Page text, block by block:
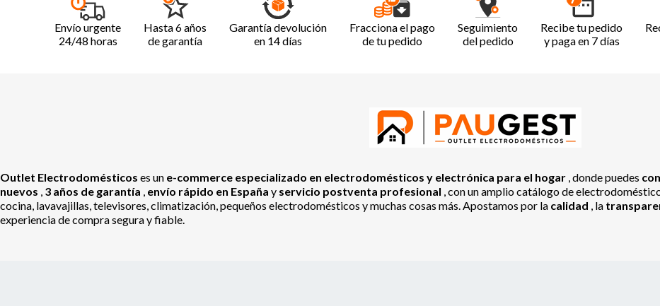
Envío urgente
24/48 horas
Hasta 6 años
de garantía
Garantía devolución
en 14 días
Fracciona el pago
de tu pedido
Seguimiento
del pedido
Recibe tu pedido
y paga en 7 días
Outlet Electrodomésticos es un e-commerce especializado en electrodomésticos y electrónica para el hogar , donde puedes
nuevos 3 años de garantía envío rápido en España y servicio postventa profesional , con un amplio catálogo de
cocina, lavavajillas, televisores, climatización, pequeños electrodomésticos y muchas cosas más. Apostamos por la calidad , la
experiencia de compra segura y fiable.